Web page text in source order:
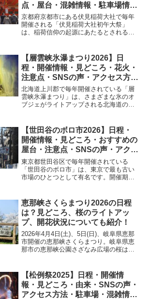
点・屋台・混雑情報・駐車場情報
を紹介
京都府京都市にある伏見稲荷大社で毎年
開催される「伏見稲荷大社初午大祭」
は、稲荷信仰の起源にあたるとされる、
祭りとして知られ、毎年全国各地から多
くの参拝者が訪れています。...
【層雲峡氷瀑まつり2026】日
程・開催情報・見どころ・花火・
注意点・SNSの声・アクセス方
法・駐車場情報を紹介
北海道上川郡で毎年開催されている「層
雲峡氷瀑まつり」は、さまざまな氷のオ
ブジェがライトアップされる北海道の冬
ろ・花火・注意点・SNSの声・アクセス
方法・駐車場情報を詳しく...
【世田谷のボロ市2026】日程・
開催情報・見どころ・おすすめの
屋台・注意点・SNSの声・アクセ
ス方法・駐車場情報を紹介
東京都世田谷区で毎年開催されている
「世田谷のボロ市」は、東京で最も古い
市場のひとつとして有名です。開催期間
トとなっています。本記事では、「世田
谷のボロ市」の日程・開...
恵那峡さくらまつり2026の日程
は？見どころ、桜のライトアッ
プ、開花状況についても紹介！
2026年4月4日(土)、5日(日)、岐阜県恵那
市開催の恵那峡さくらまつり。岐阜県恵
那市の恵那峡公園さざなみ広場の桜は、
見どころ、桜の開花状況、歴史、駐車場
情報、交通ア...
【松例祭2025】日程・開催情
報・見どころ・由来・SNSの声・
アクセス方法・駐車場・混雑情報